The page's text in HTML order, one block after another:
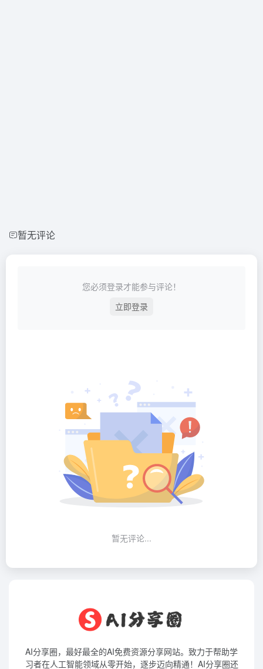
暂无评论
您必须登录才能参与评论！
立即登录
暂无评论...
AI分享圈，最好最全的AI免费资源分享网站。致力于帮助学
习者在人工智能领域从零开始，逐步迈向精通！AI分享圈还